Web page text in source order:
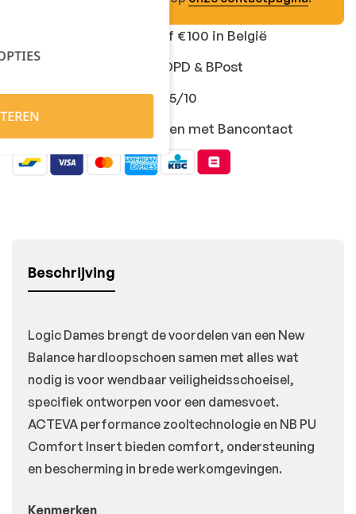
Gratis levering vanaf €100 in België
Snelle levering met DPD & BPost
Klanten geven ons 9,5/10
Veilig online afrekenen met Bancontact
Beschrijving
Logic Dames brengt de voordelen van een New
Balance hardloopschoen samen met alles wat
nodig is voor wendbaar veiligheidsschoeisel,
specifiek ontworpen voor een damesvoet.
ACTEVA performance zooltechnologie en NB PU
Comfort Insert bieden comfort, ondersteuning
en bescherming in brede werkomgevingen.
Kenmerken